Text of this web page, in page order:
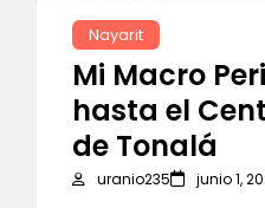
Nayarit
Mi Macro
hasta el
de Tonalá
uranio235 junio 1,